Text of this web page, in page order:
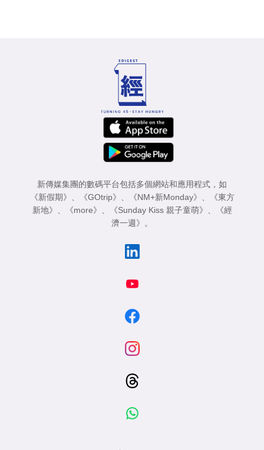
新傳媒集團的數碼平台包括多個網站和應用程式，如
《新假期》 、 《GOtrip》 、 《NM+新Monday》 、
《東方
新地》 、 《more》 、 《Sunday Kiss 親子童萌》 、
《經
濟一週》 。